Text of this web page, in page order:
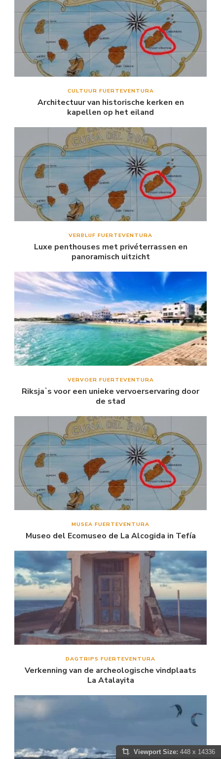
CULTUUR FUERTEVENTURA
Architectuur van historische kerken en
kapellen op het eiland
VERBLIJF FUERTEVENTURA
Luxe penthouses met privéterrassen en
panoramisch uitzicht
VERVOER FUERTEVENTURA
Riksjaʼs voor een unieke vervoerservaring door
de stad
MUSEA FUERTEVENTURA
Museo del Ecomuseo de La Alcogida in Tefía
DAGTRIPS FUERTEVENTURA
Verkenning van de archeologische vindplaats
La Atalayita
Viewport Size: 448 x 14336